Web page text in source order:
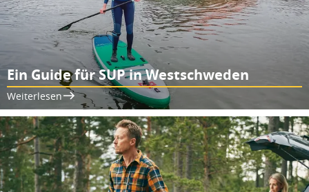
Ein Guide für SUP in Westschweden
Weiterlesen